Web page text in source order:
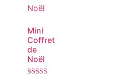
Mini
Coffret
de
Noël